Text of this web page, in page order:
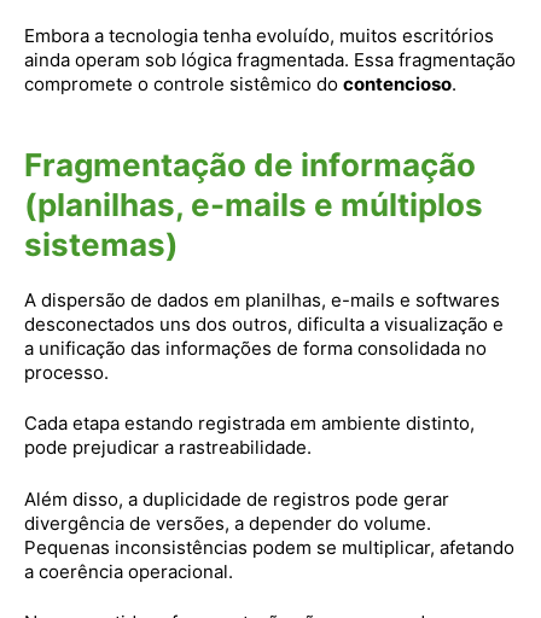
Embora a tecnologia tenha evoluído, muitos escritórios
ainda operam sob lógica fragmentada. Essa fragmentação
compromete o controle sistêmico do contencioso.
Fragmentação de informação
(planilhas, e-mails e múltiplos
sistemas)
A dispersão de dados em planilhas, e-mails e softwares
desconectados uns dos outros, dificulta a visualização e
a unificação das informações de forma consolidada no
processo.
Cada etapa estando registrada em ambiente distinto,
pode prejudicar a rastreabilidade.
Além disso, a duplicidade de registros pode gerar
divergência de versões, a depender do volume.
Pequenas inconsistências podem se multiplicar, afetando
a coerência operacional.